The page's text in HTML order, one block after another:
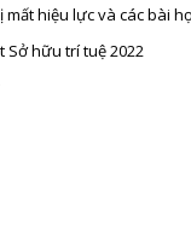
hiệu lực và các bài
hữu trí tuệ 2022